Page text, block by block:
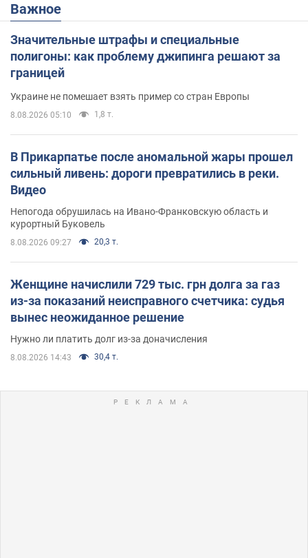
Важное
Значительные штрафы и специальные
полигоны: как проблему джипинга решают за
границей
Украине не помешает взять пример со стран Европы
8.08.2026 05:10 1,8 т.
В Прикарпатье после аномальной жары прошел
сильный ливень: дороги превратились в реки.
Видео
Непогода обрушилась на Ивано-Франковскую область и
курортный Буковель
8.08.2026 09:27 20,3 т.
Женщине начислили 729 тыс. грн долга за газ
из-за показаний неисправного счетчика: судья
вынес неожиданное решение
Нужно ли платить долг из-за доначисления
8.08.2026 14:43 30,4 т.